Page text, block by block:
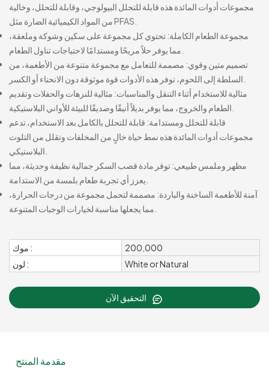
مجموعات أدوات المائدة هذه قابلة للتحلل البيولوجي، وقابلة للتحلل، وخالية
من المواد الكيميائية الضارة مثل PFAS.
مجموعة الطعام الكاملة: تحتوي كل مجموعة على سكين وشوكة وملعقة،
تصميم متين وقوي: مصممة للتعامل مع مجموعة متنوعة من الأطعمة، من
مثالية للاستخدام أثناء التنقل والمناسبات: مثالية للنزهات والحفلات وتقديم
قابلة للتحلل ومستدامة: قابلة للتحلل بالكامل بعد الاستخدام، تدعم
مجموعات أدوات المائدة هذه نمط حياة خالٍ من المخلفات وتقلل من التلوث
مظهر وملمس طبيعي: توفر مادة قصب السكر جمالية نظيفة وحديثة، مما
آمنة للأطعمة الساخنة والباردة: مصممة لتحمل مجموعة من درجات الحرارة،
موك :
200,000
لون :
White or Natural
مقدمة المنتج